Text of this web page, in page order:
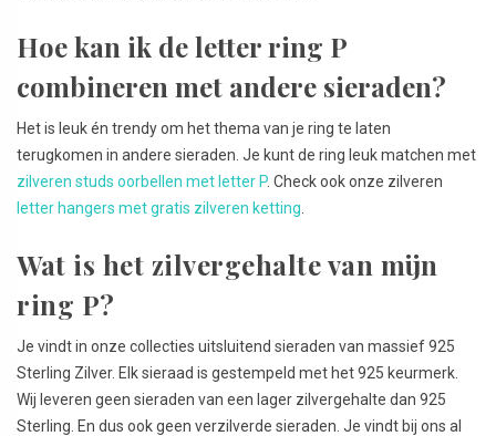
Hoe kan ik de letter ring P
combineren met andere sieraden?
Het is leuk én trendy om het thema van je ring te laten
terugkomen in andere sieraden. Je kunt de ring leuk matchen met
zilveren studs oorbellen met letter P. Check ook onze zilveren
letter hangers met gratis zilveren ketting
Wat is het zilvergehalte van mijn
ring P?
Je vindt in onze collecties uitsluitend sieraden van massief 925
Sterling Zilver. Elk sieraad is gestempeld met het 925 keurmerk.
Wij leveren geen sieraden van een lager zilvergehalte dan 925
Sterling. En dus ook geen verzilverde sieraden. Je vindt bij ons al